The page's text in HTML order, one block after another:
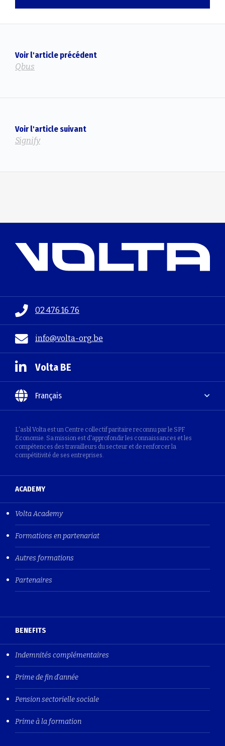
Voir l'article précédent
Qbus
Voir l'article suivant
Signify
02 476 16 76
info@volta-org.be
L'asbl Volta est un Centre collectif paritaire reconnu par le SPF
Economie. Sa mission est d'approfondir les connaissances et les
compétences des travailleurs du secteur et de renforcer la
compétitivité de ses entreprises.
Volta BE
Français
ACADEMY
Volta Academy
Formations en partenariat
Autres formations
Partenaires
BENEFITS
Indemnités complémentaires
Prime de fin d'année
Pension sectorielle sociale
Prime à la formation